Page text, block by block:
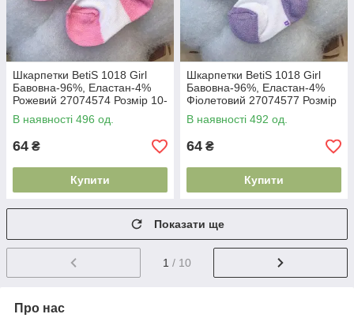
Шкарпетки BetiS 1018 Girl
Бавовна-96%, Еластан-4%
Рожевий 27074574 Розмір 10-
12
В наявності 496 од.
64 ₴
Купити
Шкарпетки BetiS 1018 Girl
Бавовна-96%, Еластан-4%
Фіолетовий 27074577 Розмір
10-12
В наявності 492 од.
64 ₴
Купити
Показати ще
1 / 10
Про нас